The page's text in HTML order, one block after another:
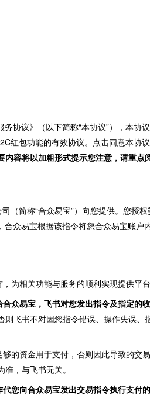
协议》（以下简称“本协议”），本协
红包功能的有效协议。点击同意本协
内容将以加粗形式提示您注意，请重点
（简称“合众易宝”）向您提供。您授
众易宝根据该指令将您合众易宝账户
为相关功能与服务的顺利实现提供平台
众易宝，飞书对您发出指令及指定的
飞书不对因您指令错误、操作失误
的资金用于支付，否则因此导致的交
，与飞书无关。
您向合众易宝发出交易指令执行支付